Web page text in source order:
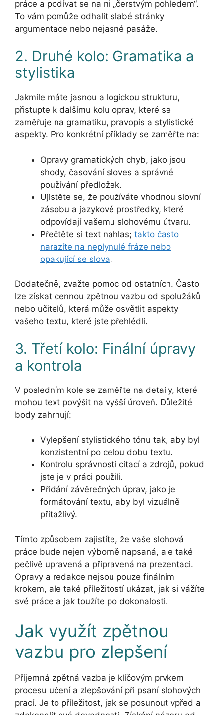
práce a podívat se na ni „čerstvým pohledem“.
To vám pomůže odhalit slabé stránky
argumentace nebo nejasné pasáže.
2. Druhé kolo: Gramatika a
stylistika
Jakmile máte jasnou a logickou strukturu,
přistupte k dalšímu kolu oprav, které se
zaměřuje na gramatiku, pravopis a stylistické
aspekty. Pro konkrétní příklady se zaměřte na:
Opravy gramatických chyb, jako jsou
shody, časování sloves a správné
používání předložek.
Ujistěte se, že používáte vhodnou slovní
zásobu a jazykové prostředky, které
odpovídají vašemu slohovému útvaru.
Přečtěte si text nahlas; takto často
narazíte na neplynulé fráze nebo
opakující se slova.
Dodatečně, zvažte pomoc od ostatních. Často
lze získat cennou zpětnou vazbu od spolužáků
nebo učitelů, která může osvětlit aspekty
vašeho textu, které jste přehlédli.
3. Třetí kolo: Finální úpravy
a kontrola
V posledním kole se zaměřte na detaily, které
mohou text povýšit na vyšší úroveň. Důležité
body zahrnují:
Vylepšení stylistického tónu tak, aby byl
konzistentní po celou dobu textu.
Kontrolu správnosti citací a zdrojů, pokud
jste je v práci použili.
Přidání závěrečných úprav, jako je
formátování textu, aby byl vizuálně
přitažlivý.
Tímto způsobem zajistíte, že vaše slohová
práce bude nejen výborně napsaná, ale také
pečlivě upravená a připravená na prezentaci.
Opravy a redakce nejsou pouze finálním
krokem, ale také příležitostí ukázat, jak si vážíte
své práce a jak toužíte po dokonalosti.
Jak využít zpětnou
vazbu pro zlepšení
Příjemná zpětná vazba je klíčovým prvkem
procesu učení a zlepšování při psaní slohových
prací. Je to příležitost, jak se posunout vpřed a